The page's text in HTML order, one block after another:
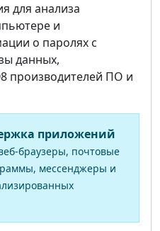
для анализа
и
о паролях с
данных,
производителей ПО и
приложений
почтовые
мессенджеры и